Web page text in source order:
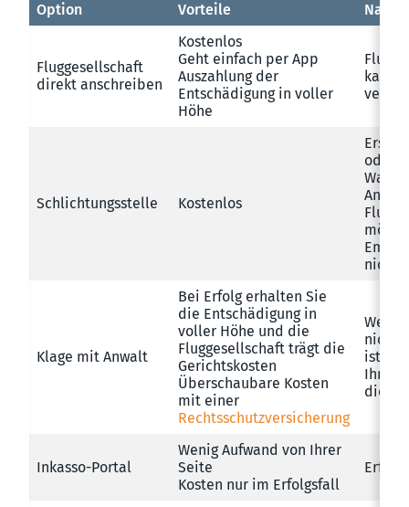
Option Vorteile
Fluggesellschaft
direkt anschreiben
Kostenlos
Geht einfach per App
Auszahlung der
Entschädigung in voller
Höhe
kann
Schlichtungsstelle Kostenlos
Erst
oder
nicht
Klage mit Anwalt
Bei Erfolg erhalten Sie
die Entschädigung in
voller Höhe und die
Fluggesellschaft trägt die
Gerichtskosten
Überschaubare Kosten
mit einer
Rechtsschutzversicherung
Wenn
nicht
ist,
Ihre
die
Inkasso-Portal
Wenig Aufwand von Ihrer
Seite
Kosten nur im Erfolgsfall